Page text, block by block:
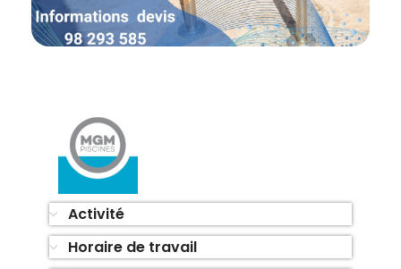
Activité
Horaire de travail